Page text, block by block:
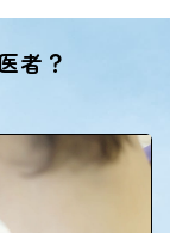
者？